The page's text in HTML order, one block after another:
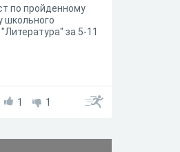
по пройденному
школьного
за 5-11
1 1